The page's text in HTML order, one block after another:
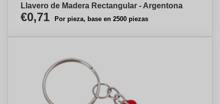
Llavero de Madera Rectangular - Argentona
€0,71 Por pieza, base en 2500 piezas